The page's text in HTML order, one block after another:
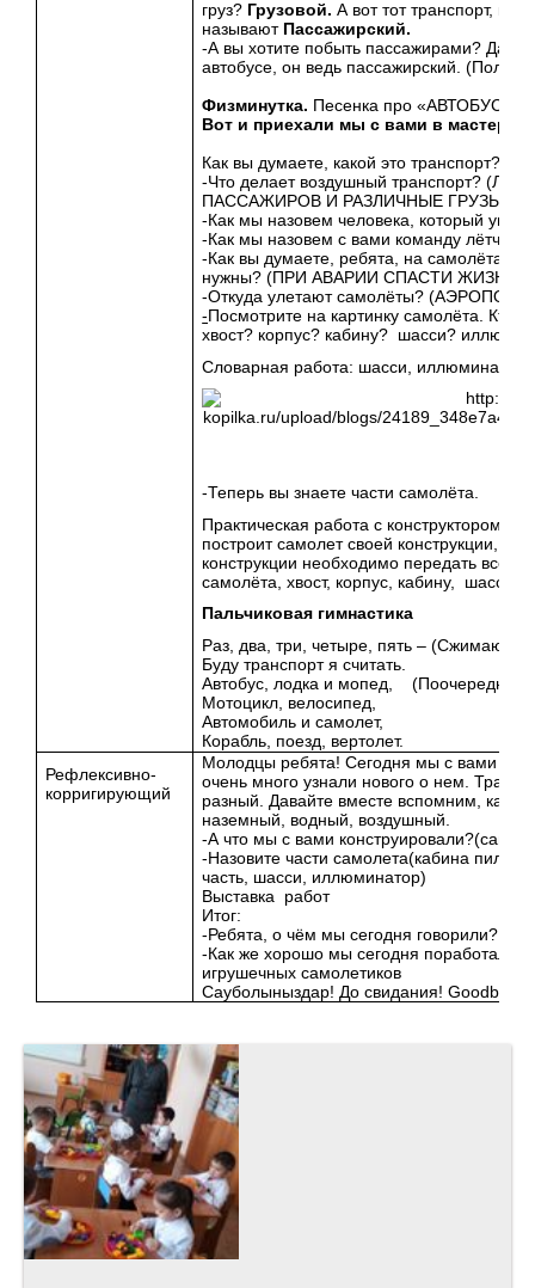
груз? Грузовой. А вот тот транспорт,
называют Пассажирский.
-А вы хотите побыть пассажирами?
автобусе, он ведь пассажирский.
Физминутка. Песенка про «АВТОБУС» с
Вот и приехали мы с вами в
Как вы думаете, какой это транспорт?
-Что делает воздушный транспорт?
ПАССАЖИРОВ И РАЗЛИЧНЫЕ ГРУЗЫ)
-Как мы назовем человека, который
-Как мы назовем с вами команду
-Как вы думаете, ребята, на самолётах
нужны? (ПРИ АВАРИИ СПАСТИ ЖИЗНЬ
-Откуда улетают самолёты? (АЭРОПОРТ)
-Посмотрите на картинку самолёта. Кто
хвост? корпус? кабину? шасси?
Словарная работа: шасси,
-Теперь вы знаете части самолёта.
Практическая работа с
построит самолет своей конструкции,
конструкции необходимо передать все
самолёта, хвост, корпус, кабину, шасси)
Пальчиковая гимнастика
Раз, два, три, четыре, пять – (Сжимают и
Буду транспорт я считать.
Автобус, лодка и мопед,
(Поочередно
Мотоцикл, велосипед,
Автомобиль и самолет,
Корабль, поезд, вертолет.
Рефлексивно-
корригирующий
Молодцы ребята! Сегодня мы с вами
очень много узнали нового о нем.
разный. Давайте вместе вспомним,
наземный, водный, воздушный.
-А что мы с вами
-Назовите части самолета(кабина
часть, шасси, иллюминатор)
Выставка работ
Итог:
-Ребята, о чём мы сегодня говорили? Что
-Как же хорошо мы сегодня
игрушечных самолетиков
Сауболыныздар! До свидания! Goodbye!